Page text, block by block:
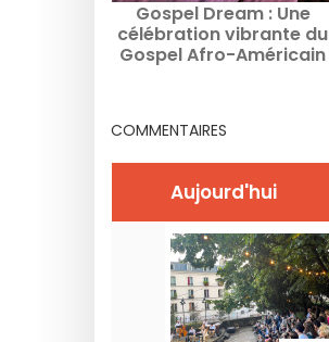
Gospel Dream : Une
célébration vibrante du
Gospel Afro-Américain
COMMENTAIRES
Aujourd'hui